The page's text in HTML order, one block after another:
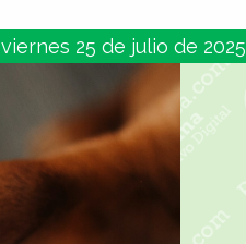
viernes 25 de julio de 2025